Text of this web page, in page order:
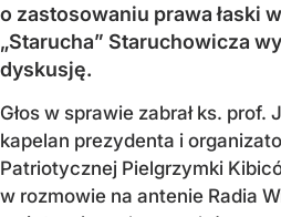
o zastosowaniu prawa łaski
„Starucha” Staruchowicza
dyskusję.
Głos w sprawie zabrał ks. prof.
kapelan prezydenta i
Patriotycznej Pielgrzymki
w rozmowie na antenie Radia